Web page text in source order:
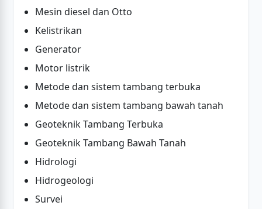
Mesin diesel dan Otto
Kelistrikan
Generator
Motor listrik
Metode dan sistem tambang terbuka
Metode dan sistem tambang bawah tanah
Geoteknik Tambang Terbuka
Geoteknik Tambang Bawah Tanah
Hidrologi
Hidrogeologi
Survei